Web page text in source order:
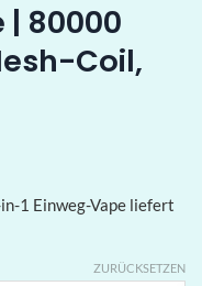
| 80000
Coil,
1 Einweg-Vape liefert
ZURÜCKSETZEN